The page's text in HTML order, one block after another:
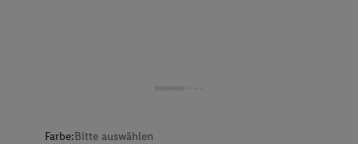
Farbe:Bitte auswählen